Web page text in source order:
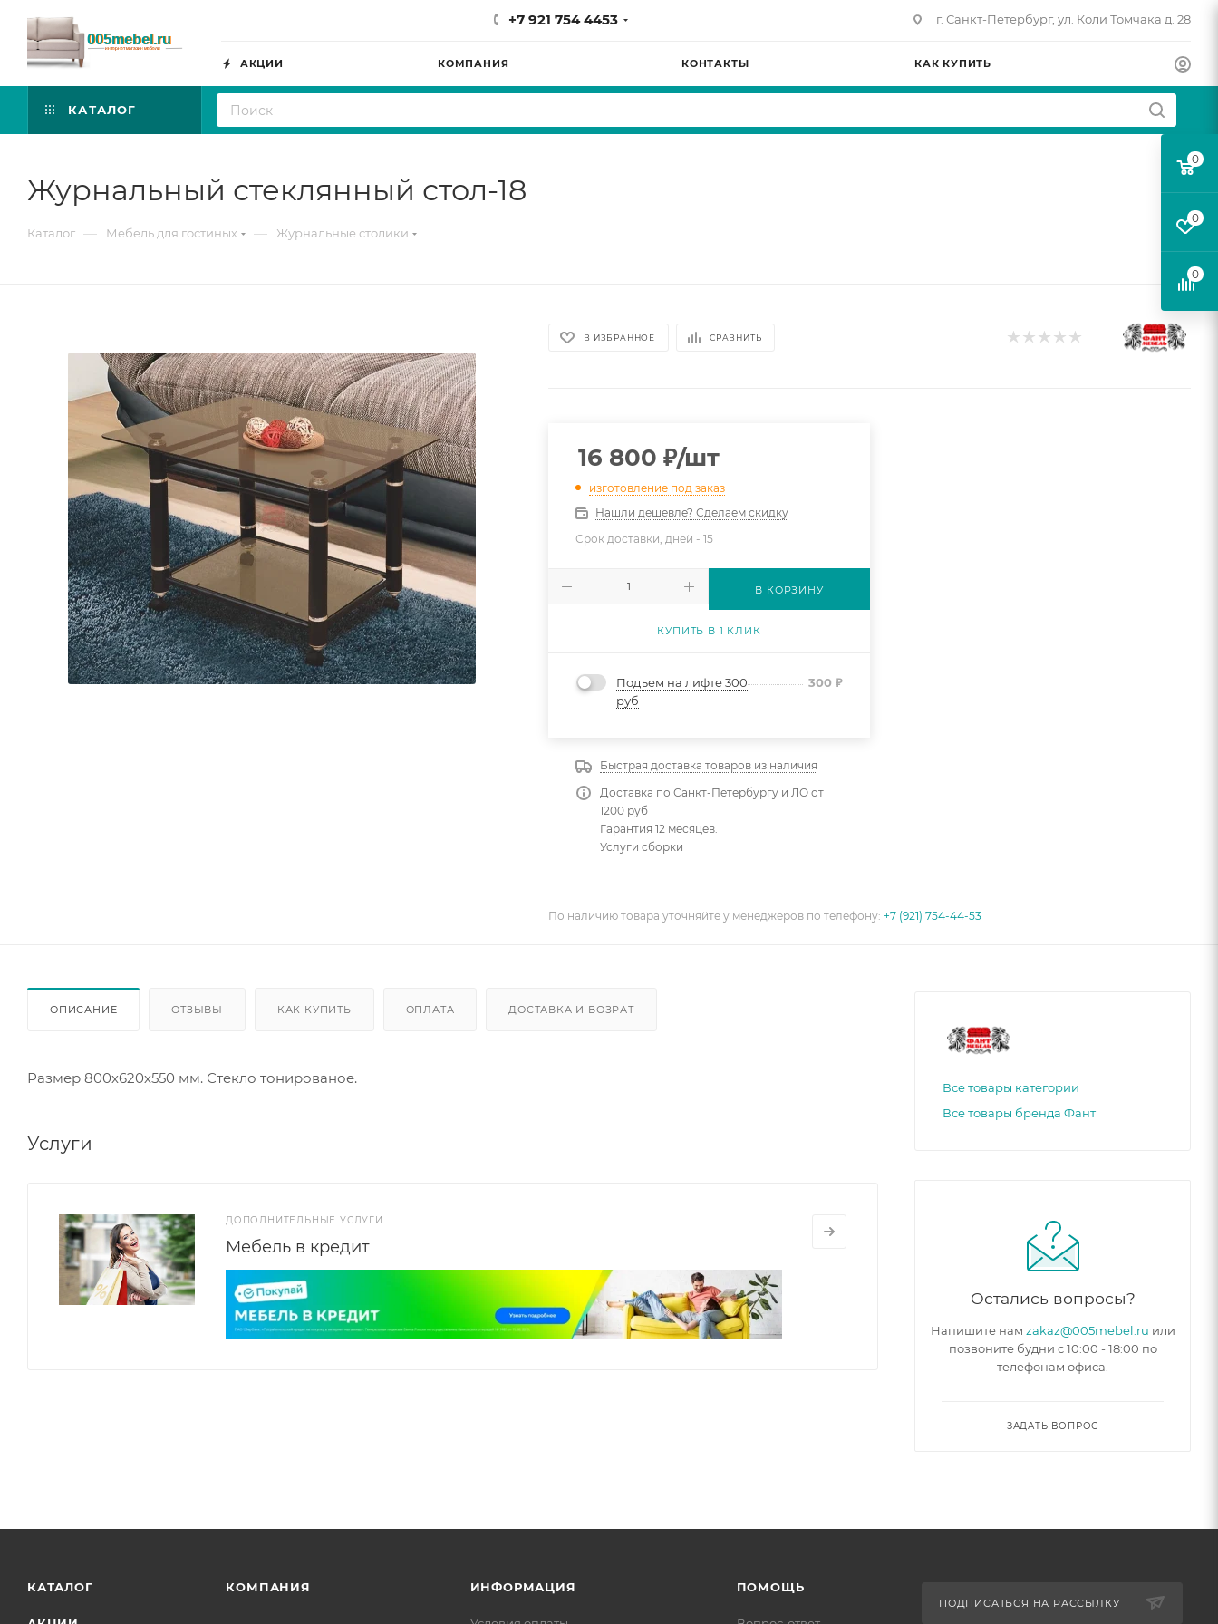
+7 921 754 4453 г. Санкт-Петербург, ул. Коли Томчака д. 28
АКЦИИ КОМПАНИЯ КОНТАКТЫ КАК КУПИТЬ
КАТАЛОГ
Журнальный стеклянный стол-18
Каталог — Мебель для гостиных — Журнальные столики
В ИЗБРАННОЕ СРАВНИТЬ
16 800 ₽/шт
изготовление под заказ
Нашли дешевле? Сделаем скидку
Срок доставки, дней -15
В КОРЗИНУ
КУПИТЬ В 1 КЛИК
Подъем на лифте 300
руб
300₽
Быстрая доставка товаров из наличия
Доставка по Санкт-Петербургу и ЛО от
1200 руб
Гарантия 12 месяцев.
Услуги сборки
По наличию товара уточняйте у менеджеров по телефону:+7 (921) 754-44-53
ОПИСАНИЕ ОТЗЫВЫ КАК КУПИТЬ ОПЛАТА ДОСТАВКА И ВОЗРАТ
Размер 800х620х550 мм. Стекло тонированое.
Услуги
ДОПОЛНИТЕЛЬНЫЕ УСЛУГИ
Мебель в кредит
Все товары категории
Все товары бренда Фант
Остались вопросы?
Напишите нам zakaz@005mebel.ru или
позвоните будни с 10:00 - 18:00 по
телефонам офиса.
ЗАДАТЬ ВОПРОС
КАТАЛОГ КОМПАНИЯ ИНФОРМАЦИЯ ПОМОЩЬ
ПОДПИСАТЬСЯ НА РАССЫЛКУ
0
0
0